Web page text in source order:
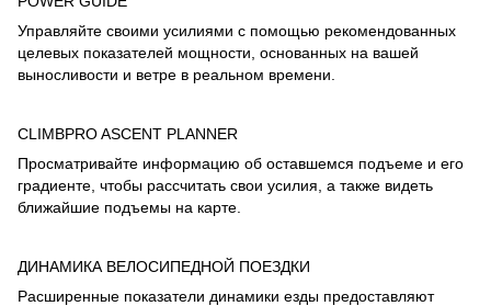
Управляйте своими усилиями с помощью рекомендованных
целевых показателей мощности, основанных на вашей
выносливости и ветре в реальном времени.
CLIMBPRO ASCENT PLANNER
Просматривайте информацию об оставшемся подъеме и его
градиенте, чтобы рассчитать свои усилия, а также видеть
ближайшие подъемы на карте.
ДИНАМИКА ВЕЛОСИПЕДНОЙ ПОЕЗДКИ
Расширенные показатели динамики езды предоставляют